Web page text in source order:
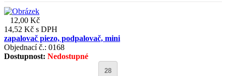
12,00 Kč
14,52 Kč s DPH
zapalovač piezo, podpalovač, mini
Objednací č.: 0168
Dostupnost: Nedostupné